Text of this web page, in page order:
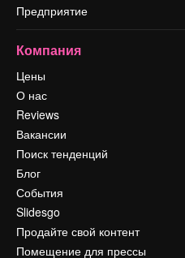
Предприятие
Компания
Цены
О нас
Reviews
Вакансии
Поиск тенденций
Блог
События
Slidesgo
Продайте свой контент
Помещение для прессы